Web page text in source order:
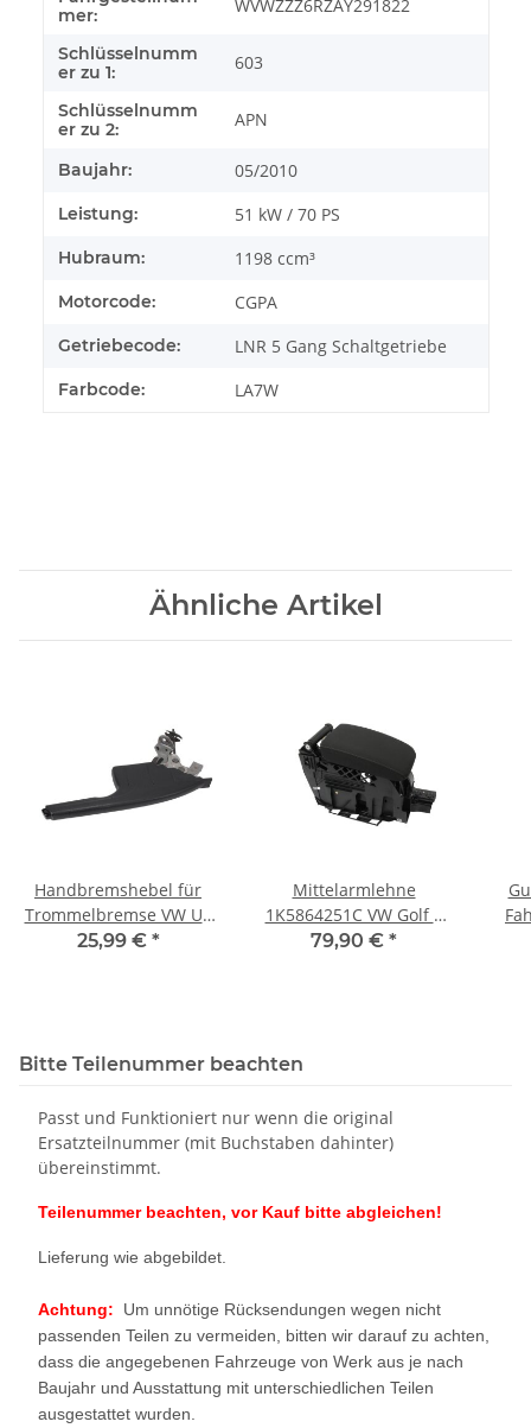
mer:
WVWZZZ6RZAY291822
Schlüsselnumm
er zu 1:
603
Schlüsselnumm
er zu 2:
APN
Baujahr: 05/2010
Leistung: 51 kW / 70 PS
Hubraum: 1198 ccm³
Motorcode: CGPA
Getriebecode: LNR 5 Gang Schaltgetriebe
Farbcode: LA7W
Ähnliche Artikel
Handbremshebel für
Trommelbremse VW UP
Handbremse
25,99 € *
Mittelarmlehne
1K5864251C VW Golf 6
schwarz Stoff Verstellbar
79,90 € *
Bitte Teilenummer beachten
Passt und Funktioniert nur wenn die original
Ersatzteilnummer (mit Buchstaben dahinter)
übereinstimmt.
Teilenummer beachten, vor Kauf bitte abgleichen!
Lieferung wie abgebildet.
Achtung: Um unnötige Rücksendungen wegen nicht
passenden Teilen zu vermeiden, bitten wir darauf zu achten,
dass die angegebenen Fahrzeuge von Werk aus je nach
Baujahr und Ausstattung mit unterschiedlichen Teilen
ausgestattet wurden.